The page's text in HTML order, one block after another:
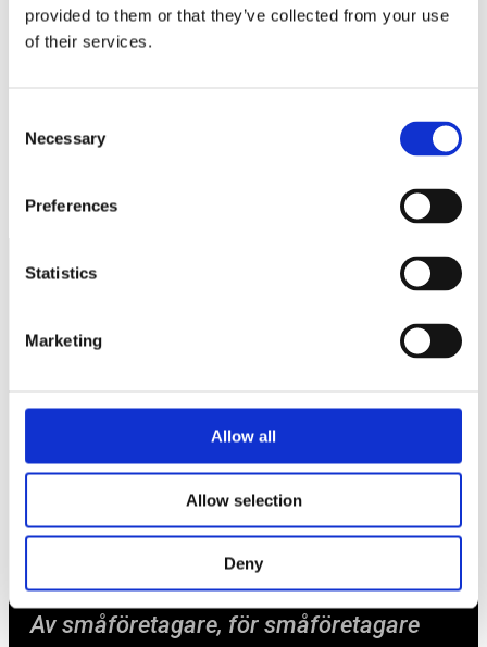
provided to them or that they’ve collected from your use
of their services.
Selection
Necessary
Preferences
Statistics
Marketing
Allow all
Allow selection
Deny
Spara mitt namn, min e-postadress och webbplats i denna
webbläsare till nästa gång jag skriver en kommentar.
Av småföretagare, för småföretagare
Förmåner
Tips